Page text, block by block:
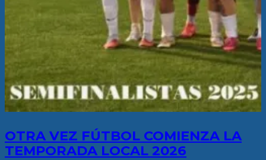
OTRA VEZ FÚTBOL COMIENZA LA
TEMPORADA LOCAL 2026